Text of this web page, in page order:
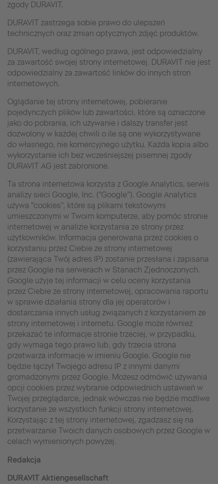
zgody DURAVIT.
DURAVIT zastrzega sobie prawo do ulepszeń
technicznych oraz zmian optycznych zdjęć produktów.
DURAVIT, według ogólnego prawa, jest odpowiedzialny
za zawartość swojej strony internetowej. DURAVIT nie jest
odpowiedzialny za zawartość linków do innych stron
internetowych.
Oglądanie tej strony internetowej, pobieranie
pojedynczych plików lub zawartości, które są oznaczone
jako do pobrania, ich używanie i dalszy transfer jest
dozwolony w każdej chwili o ile są one wykorzystywane
do własnego, nie komercyjnego użytku. Każda kopia albo
wykorzystanie ich bez wcześniejszej pisemnej zgody
DURAVIT AG jest zabronione.
Ta strona internetowa korzysta z Google Analytics, serwis
analizy sieci Google, Inc. ("Google”). Google Analytics
używa "cookies”, które są plikami tekstowymi
umieszczonymi w Twoim komputerze, aby pomóc stronie
internetowej w analizie korzystania ze strony przez
użytkowników. Informacja generowana przez cookies o
korzystaniu przez Ciebie ze strony internetowej
(zawierająca Twój adres IP) zostanie przesłana i zapisana
przez Google na serwerach w Stanach Zjednoczonych.
Google użyje tej informacji w celu oceny korzystania
przez Ciebie ze strony internetowej, opracowania raportu
w sprawie działania strony dla jej operatorów i
dostarczania innych usług związanych z korzystaniem ze
strony internetowej i internetu. Google może również
przekazać te informacje stronie trzeciej, w przypadku,
gdy wymaga tego prawo lub, gdy trzecia strona
przetwarza informacje w imieniu Google. Google nie
będzie łączył Twojego adresu IP z innymi danymi
gromadzonymi przez Google. Możesz odmówić używania
opcji cookies przez wybranie odpowiednich ustawień w
Twojej przeglądarce, jednak wówczas nie będzie możliwe
korzystanie ze wszystkich funkcji strony internetowej.
Korzystając z tej strony internetowej, zgadzasz się na
przetwarzanie Twoich danych osobowych przez Google w
celach wymienionych powyżej.
Redakcja
DURAVIT Aktiengesellschaft